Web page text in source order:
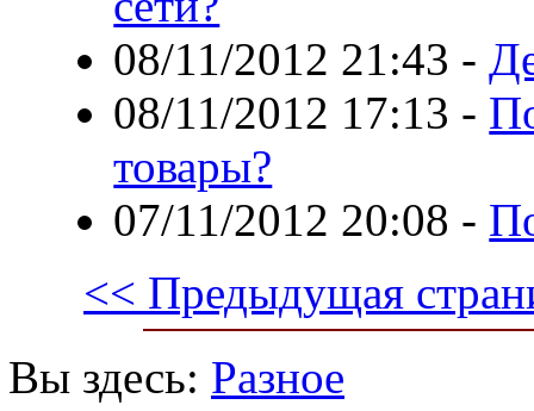
08/11/2012 21:43 -
08/11/2012 17:13 -
товары?
07/11/2012 20:08 -
<< Предыдущая
Вы здесь: Разное